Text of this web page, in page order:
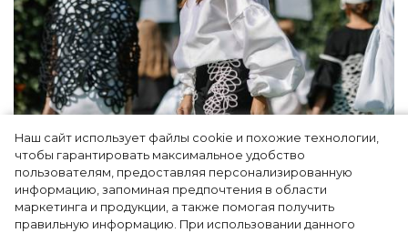
Наш сайт использует файлы cookie и похожие технологии,
чтобы гарантировать максимальное удобство
пользователям, предоставляя персонализированную
информацию, запоминая предпочтения в области
маркетинга и продукции, а также помогая получить
правильную информацию. При использовании данного
Показы для души: как Алтай стал новой
точкой на карте российской моды — Там,
где вдохновение само находит
дизайнера